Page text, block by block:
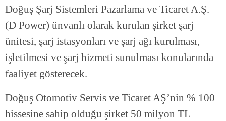
Doğuş Şarj Sistemleri Pazarlama ve Ticaret A.Ş.
(D Power) ünvanlı olarak kurulan şirket şarj
ünitesi, şarj istasyonları ve şarj ağı kurulması,
işletilmesi ve şarj hizmeti sunulması konularında
faaliyet gösterecek.
Doğuş Otomotiv Servis ve Ticaret AŞ’nin % 100
hissesine sahip olduğu şirket 50 milyon TL